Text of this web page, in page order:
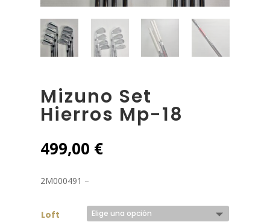
Mizuno Set
Hierros Mp-18
499,00 €
2M000491 –
Loft